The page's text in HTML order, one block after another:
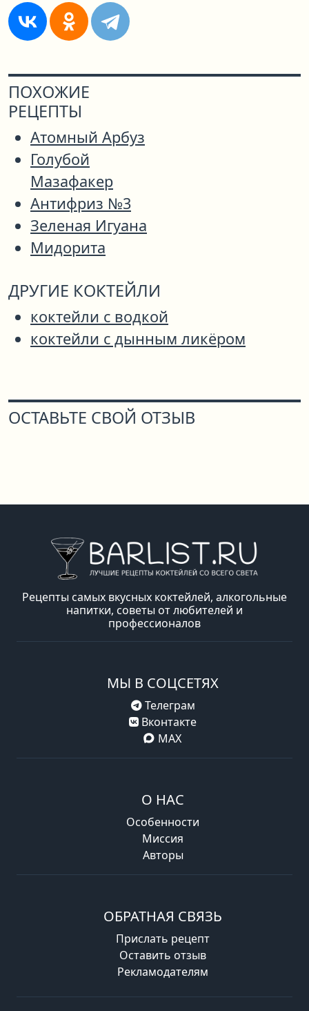
ПОХОЖИЕ
РЕЦЕПТЫ
Атомный Арбуз
Голубой
Мазафакер
Антифриз №3
Зеленая Игуана
Мидорита
ДРУГИЕ КОКТЕЙЛИ
коктейли с водкой
коктейли с дынным ликёром
ОСТАВЬТЕ СВОЙ ОТЗЫВ
Рецепты самых вкусных коктейлей, алкогольные
напитки, советы от любителей и
профессионалов
МЫ В СОЦСЕТЯХ
Телеграм
Вконтакте
MAX
О НАС
Особенности
Миссия
Авторы
ОБРАТНАЯ СВЯЗЬ
Прислать рецепт
Оставить отзыв
Рекламодателям